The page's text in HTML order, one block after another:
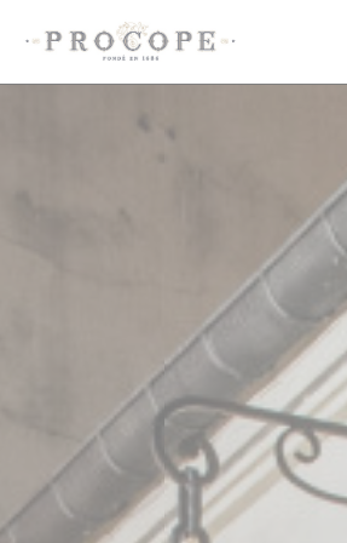
Painel de Gerenciamento de Cookies